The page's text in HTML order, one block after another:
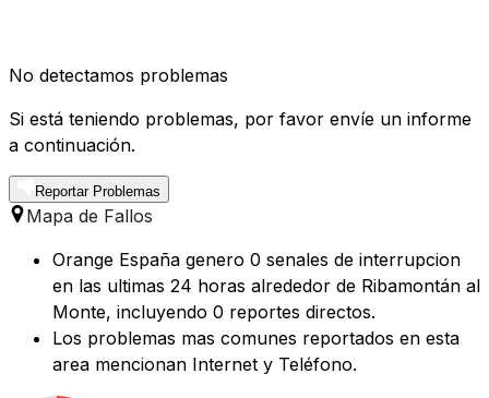
No detectamos problemas
Si está teniendo problemas, por favor envíe un informe
a continuación.
Reportar Problemas
Mapa de Fallos
Orange España genero 0 senales de interrupcion
en las ultimas 24 horas alrededor de Ribamontán al
Monte, incluyendo 0 reportes directos.
Los problemas mas comunes reportados en esta
area mencionan Internet y Teléfono.